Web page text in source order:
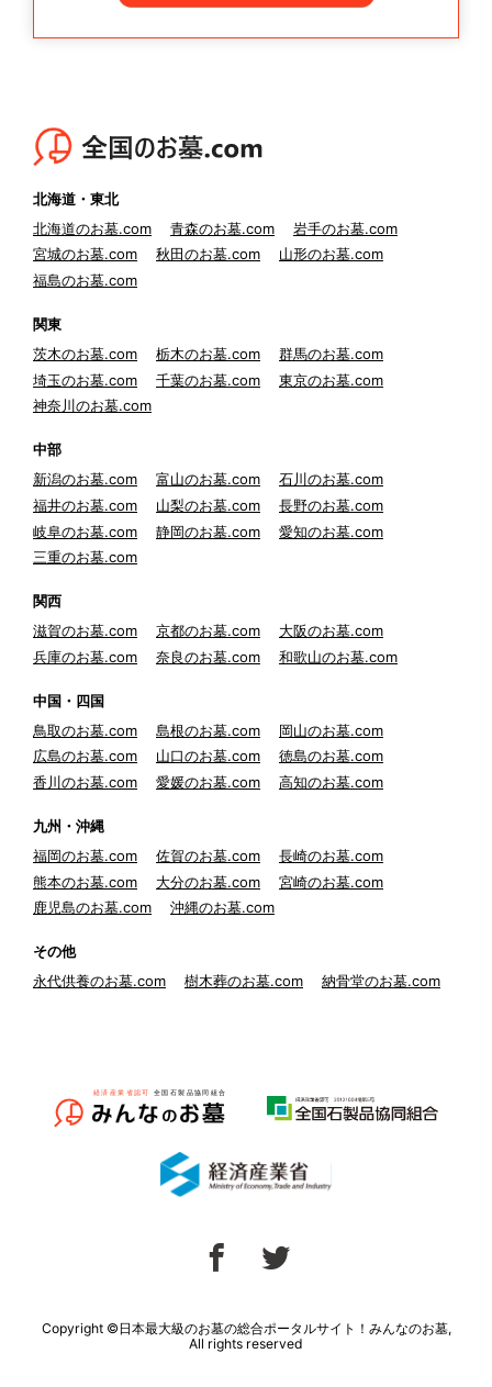
北海道・東北
北海道のお墓.com
青森のお墓.com
岩手のお墓.com
宮城のお墓.com
秋田のお墓.com
山形のお墓.com
福島のお墓.com
関東
茨木のお墓.com
栃木のお墓.com
群馬のお墓.com
埼玉のお墓.com
千葉のお墓.com
東京のお墓.com
神奈川のお墓.com
中部
新潟のお墓.com
富山のお墓.com
石川のお墓.com
福井のお墓.com
山梨のお墓.com
長野のお墓.com
岐阜のお墓.com
静岡のお墓.com
愛知のお墓.com
三重のお墓.com
関西
滋賀のお墓.com
京都のお墓.com
大阪のお墓.com
兵庫のお墓.com
奈良のお墓.com 和歌山のお墓.com
中国・四国
鳥取のお墓.com
島根のお墓.com
岡山のお墓.com
広島のお墓.com
山口のお墓.com
徳島のお墓.com
香川のお墓.com
愛媛のお墓.com 高知のお墓.com
九州・沖縄
福岡のお墓.com
佐賀のお墓.com
長崎のお墓.com
熊本のお墓.com
大分のお墓.com
宮崎のお墓.com
鹿児島のお墓.com
沖縄のお墓.com
その他
永代供養のお墓.com
樹木葬のお墓.com 納骨堂のお墓.com
Copyright ©日本最大級のお墓の総合ポータルサイト！みんなのお墓,
All rights reserved